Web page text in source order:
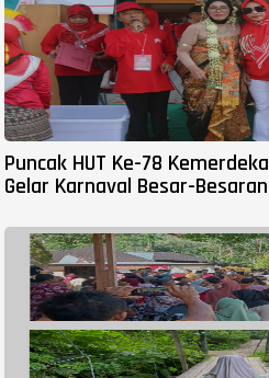
Puncak HUT Ke-78
Gelar Karnaval Besar-Besaran